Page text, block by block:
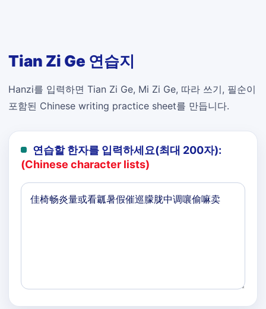
Tian Zi Ge 연습지
Hanzi를 입력하면 Tian Zi Ge, Mi Zi Ge, 따라 쓰기, 필순이
포함된 Chinese writing practice sheet를 만듭니다.
연습할 한자를 입력하세요(최대 200자):
(Chinese character lists)